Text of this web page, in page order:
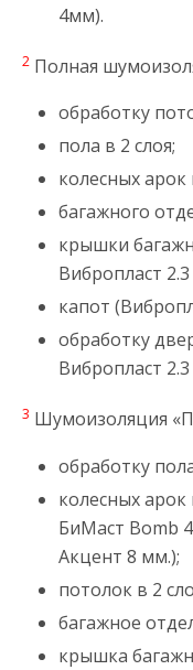
4мм).
2 Полная
обработку
пола в 2 слоя;
колесных арок
багажного
крышки
Вибропласт
капот
обработку
Вибропласт
3 Шумоизоляция
обработку
колесных
БиМаст Bomb
Акцент 8 мм.);
потолок в 2
багажное
крышка